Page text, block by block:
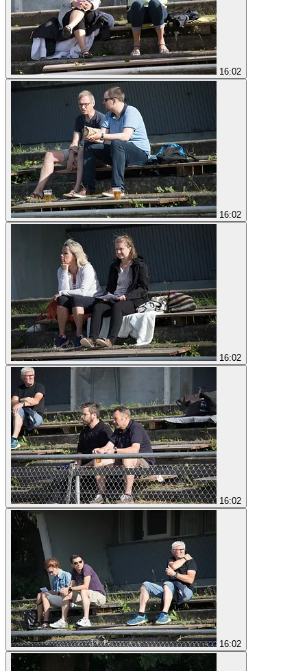
16:02
16:02
16:02
16:02
16:02